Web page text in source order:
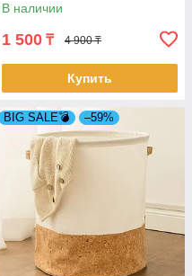
В наличии
1 500 ₸ 4 900 ₸
Купить
BIG SALE💣 –59%